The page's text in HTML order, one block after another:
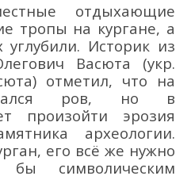
отдыхающие
е тропы на кургане, а
Историк из
Васюта (укр.
а) отметил, что на
ров, но в
произойти эрозия
археологии.
, его всё же нужно
бы символическим